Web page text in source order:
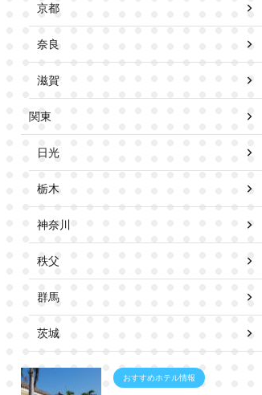
京都
奈良
滋賀
関東
日光
栃木
神奈川
秩父
群馬
茨城
おすすめホテル情報